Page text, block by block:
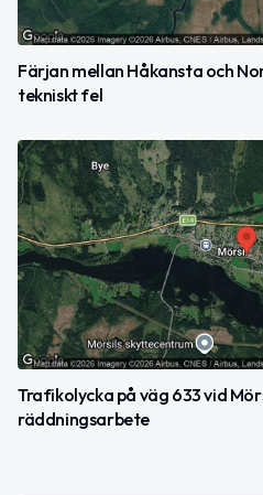
Färjan mellan Håkansta och
tekniskt fel
Trafikolycka på väg 633 vid
räddningsarbete